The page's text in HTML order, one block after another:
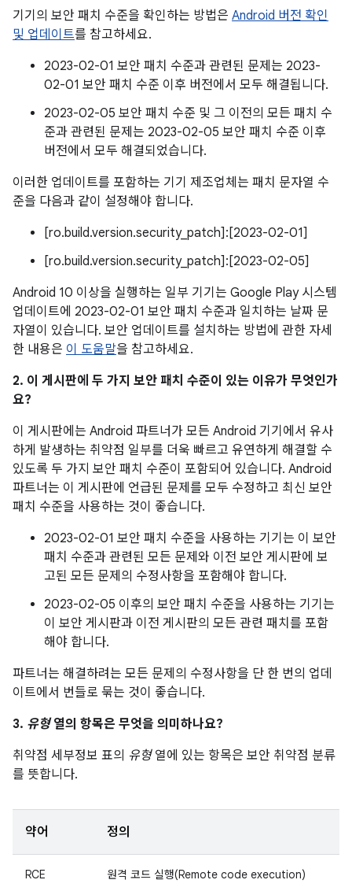
기기의 보안 패치 수준을 확인하는 방법은 Android 버전 확인
및 업데이트를 참고하세요.
2023-02-01 보안 패치 수준과 관련된 문제는 2023-
02-01 보안 패치 수준 이후 버전에서 모두 해결됩니다.
2023-02-05 보안 패치 수준 및 그 이전의 모든 패치 수
준과 관련된 문제는 2023-02-05 보안 패치 수준 이후
버전에서 모두 해결되었습니다.
이러한 업데이트를 포함하는 기기 제조업체는 패치 문자열 수
준을 다음과 같이 설정해야 합니다.
[ro.build.version.security_patch]:[2023-02-01]
[ro.build.version.security_patch]:[2023-02-05]
Android 10 이상을 실행하는 일부 기기는 Google Play 시스템
업데이트에 2023-02-01 보안 패치 수준과 일치하는 날짜 문
자열이 있습니다. 보안 업데이트를 설치하는 방법에 관한 자세
한 내용은 이 도움말을 참고하세요.
2. 이 게시판에 두 가지 보안 패치 수준이 있는 이유가 무엇인가
요?
이 게시판에는 Android 파트너가 모든 Android 기기에서 유사
하게 발생하는 취약점 일부를 더욱 빠르고 유연하게 해결할 수
있도록 두 가지 보안 패치 수준이 포함되어 있습니다. Android
파트너는 이 게시판에 언급된 문제를 모두 수정하고 최신 보안
패치 수준을 사용하는 것이 좋습니다.
2023-02-01 보안 패치 수준을 사용하는 기기는 이 보안
패치 수준과 관련된 모든 문제와 이전 보안 게시판에 보
고된 모든 문제의 수정사항을 포함해야 합니다.
2023-02-05 이후의 보안 패치 수준을 사용하는 기기는
이 보안 게시판과 이전 게시판의 모든 관련 패치를 포함
해야 합니다.
파트너는 해결하려는 모든 문제의 수정사항을 단 한 번의 업데
이트에서 번들로 묶는 것이 좋습니다.
3. 유형열의 항목은 무엇을 의미하나요?
취약점 세부정보 표의 유형열에 있는 항목은 보안 취약점 분류
를 뜻합니다.
약어 정의
RCE 원격 코드 실행(Remote code execution)